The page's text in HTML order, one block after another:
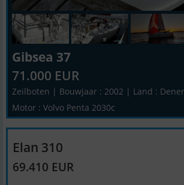
Gibsea 37
71.000 EUR
Zeilboten | Bouwjaar : 2002 | Land :
Motor : Volvo Penta 2030c
Elan 310
69.410 EUR